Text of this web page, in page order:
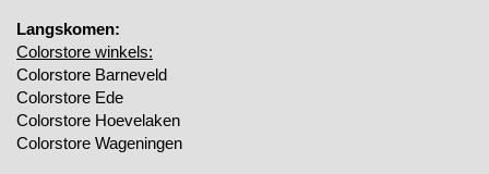
Langskomen:
Colorstore winkels:
Colorstore Barneveld
Colorstore Ede
Colorstore Hoevelaken
Colorstore Wageningen